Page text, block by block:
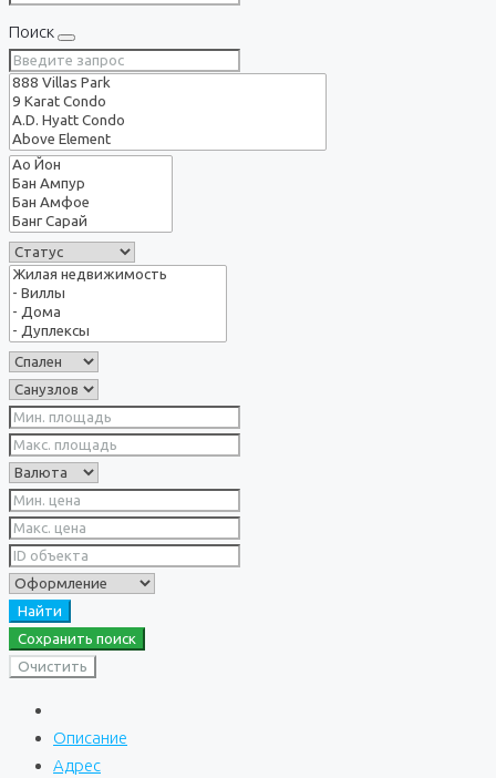
Поиск
Найти
Сохранить поиск
Очистить
Описание
Адрес